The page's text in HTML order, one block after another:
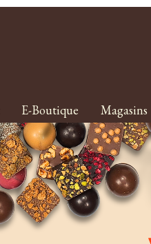
E-Boutique Magasins